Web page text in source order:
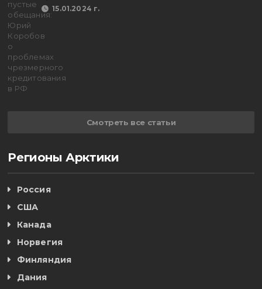
15.01.2024 г.
Смотреть все статьи
Регионы Арктики
Россия
США
Канада
Норвегия
Финляндия
Дания